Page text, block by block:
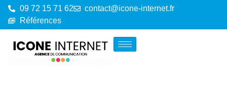
09 72 15 71 62
contact@icone-internet.fr
Références